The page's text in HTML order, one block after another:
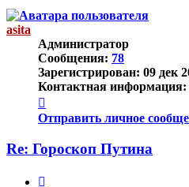
началу
asita
Администратор
Сообщения: 78
Зарегистрирован: 09 дек
Контактная информация:
информация
пользователя
Отправить личное
Re: Гороскоп Путина